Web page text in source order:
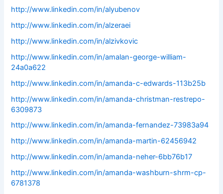
http://www.linkedin.com/in/alyubenov
http://www.linkedin.com/in/alzeraei
http://www.linkedin.com/in/alzivkovic
http://www.linkedin.com/in/amalan-george-william-
24a0a622
http://www.linkedin.com/in/amanda-c-edwards-113b25b
http://www.linkedin.com/in/amanda-christman-restrepo-
6309873
http://www.linkedin.com/in/amanda-fernandez-73983a94
http://www.linkedin.com/in/amanda-martin-62456942
http://www.linkedin.com/in/amanda-neher-6bb76b17
http://www.linkedin.com/in/amanda-washburn-shrm-cp-
6781378